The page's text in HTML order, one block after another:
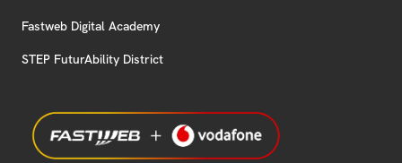
Fastweb Digital Academy
STEP FuturAbility District